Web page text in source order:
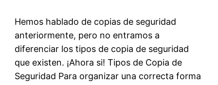
Hemos hablado de copias de seguridad
anteriormente, pero no entramos a
diferenciar los tipos de copia de seguridad
que existen. ¡Ahora si! Tipos de Copia de
Seguridad Para organizar una correcta forma